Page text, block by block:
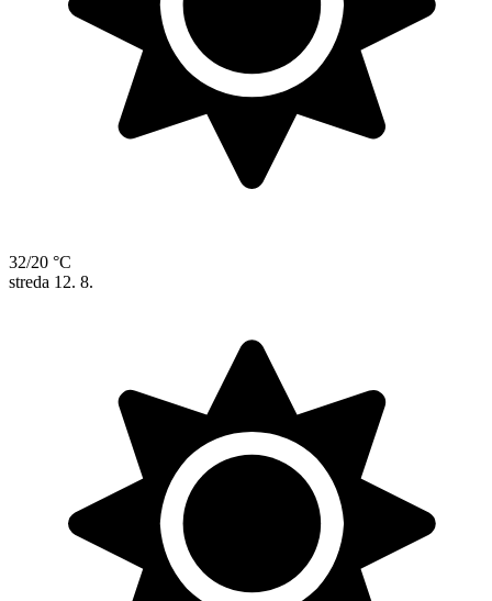
32/20 °C
streda 12. 8.